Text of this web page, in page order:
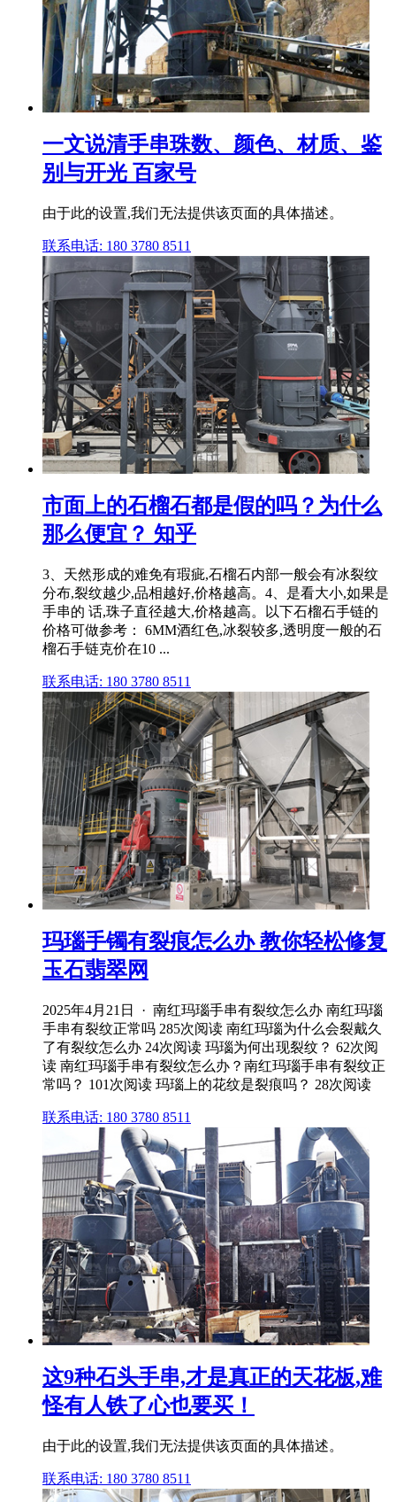
一文说清手串珠数、颜色、材质、鉴
别与开光 百家号
由于此的设置,我们无法提供该页面的具体描述。
联系电话: 180 3780 8511
市面上的石榴石都是假的吗？为什么
那么便宜？ 知乎
3、天然形成的难免有瑕疵,石榴石内部一般会有冰裂纹
分布,裂纹越少,品相越好,价格越高。4、是看大小,如果是
手串的 话,珠子直径越大,价格越高。以下石榴石手链的
价格可做参考： 6MM酒红色,冰裂较多,透明度一般的石
榴石手链克价在10 ...
联系电话: 180 3780 8511
玛瑙手镯有裂痕怎么办 教你轻松修复
玉石翡翠网
2025年4月21日 · 南红玛瑙手串有裂纹怎么办 南红玛瑙
手串有裂纹正常吗 285次阅读 南红玛瑙为什么会裂戴久
了有裂纹怎么办 24次阅读 玛瑙为何出现裂纹？ 62次阅
读 南红玛瑙手串有裂纹怎么办？南红玛瑙手串有裂纹正
常吗？ 101次阅读 玛瑙上的花纹是裂痕吗？ 28次阅读
联系电话: 180 3780 8511
这9种石头手串,才是真正的天花板,难
怪有人铁了心也要买！
由于此的设置,我们无法提供该页面的具体描述。
联系电话: 180 3780 8511